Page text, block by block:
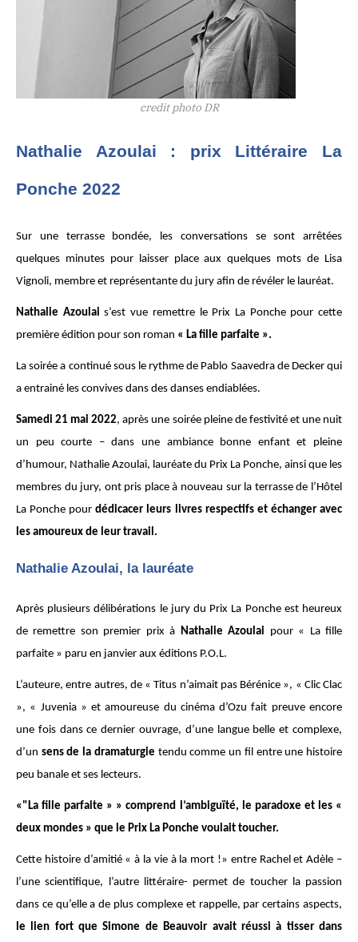
credit photo DR
Nathalie Azoulai : prix Littéraire La
Ponche 2022
Sur une terrasse bondée, les conversations se sont arrêtées
quelques minutes pour laisser place aux quelques mots de Lisa
Vignoli, membre et représentante du jury afin de révéler le lauréat.
Nathalie Azoulais’est vue remettre le Prix La Ponche pour cette
première édition pour son roman « La fille parfaite ».
La soirée a continué sous le rythme de Pablo Saavedra de Decker qui
a entrainé les convives dans des danses endiablées.
Samedi 21 mai 2022, après une soirée pleine de festivité et une nuit
un peu courte – dans une ambiance bonne enfant et pleine
d’humour, Nathalie Azoulai, lauréate du Prix La Ponche, ainsi que les
membres du jury, ont pris place à nouveau sur la terrasse de l’Hôtel
La Ponche pourdédicacer leurs livres respectifs et échanger avec
les amoureux de leur travail.
Nathalie Azoulai, la lauréate
Après plusieurs délibérations le jury du Prix La Ponche est heureux
de remettre son premier prix à Nathalie Azoulai pour « La fille
parfaite » paru en janvier aux éditions P.O.L.
L’auteure, entre autres, de « Titus n’aimait pas Bérénice », « Clic Clac
», « Juvenia » et amoureuse du cinéma d’Ozu fait preuve encore
une fois dans ce dernier ouvrage, d’une langue belle et complexe,
d’un sens de la dramaturgie tendu comme un fil entre une histoire
peu banale et ses lecteurs.
«"La fille parfaite » » comprend l’ambiguïté, le paradoxe et les «
deux mondes » que le Prix La Ponche voulait toucher.
Cette histoire d’amitié « à la vie à la mort !» entre Rachel et Adèle –
l’une scientifique, l’autre littéraire- permet de toucher la passion
dans ce qu’elle a de plus complexe et rappelle, par certains aspects,
le lien fort que Simone de Beauvoir avait réussi à tisser dans